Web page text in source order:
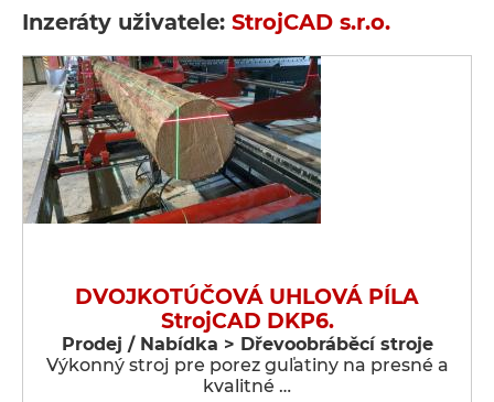
Inzeráty uživatele: StrojCAD s.r.o.
DVOJKOTÚČOVÁ UHLOVÁ PÍLA
StrojCAD DKP6.
Prodej / Nabídka > Dřevoobráběcí stroje
Výkonný stroj pre porez guľatiny na presné a
kvalitné …